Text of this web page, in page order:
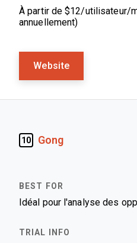
À partir de $12/utilisateur/
annuellement)
Website
10 Gong
Idéal pour l'analyse des